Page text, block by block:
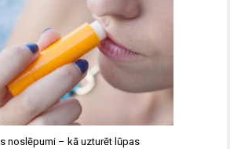
noslēpumi – kā uzturēt lūpas